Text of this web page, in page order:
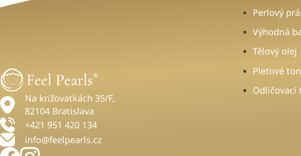
Na križovatkách 35/F,
82104 Bratislava
+421 951 420 134
info@feelpearls.cz
Perlový
Výhodná
Tělový olej
Pleťové
Odličovací